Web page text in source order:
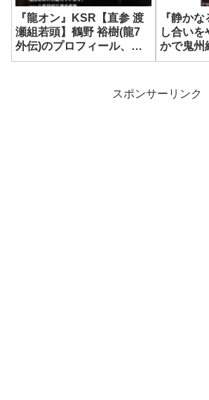
『龍オン』KSR【直参 渡
瀬組若頭】鶴野 裕樹(龍7
外伝)のプロフィール、ボ
イスリスト
『静か
し合いを
かで鬼州
ち切らな
スポンサーリンク